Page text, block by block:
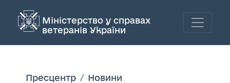
Міністерство у справах
ветеранів України
Пресцентр
Новини